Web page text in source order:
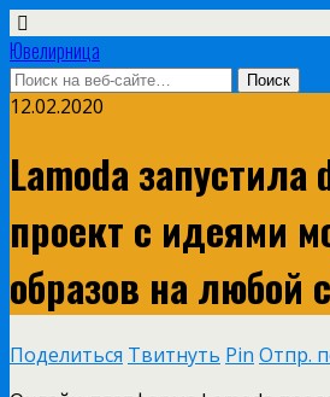
Ювелирница
12.02.2020
Lamoda
проект с идеями
образов на любой
Поделиться Твитнуть Pin Отпр.